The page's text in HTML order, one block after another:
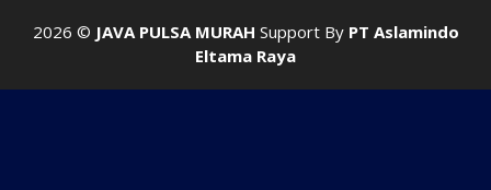
2026 © JAVA PULSA MURAH Support By PT Aslamindo
Eltama Raya